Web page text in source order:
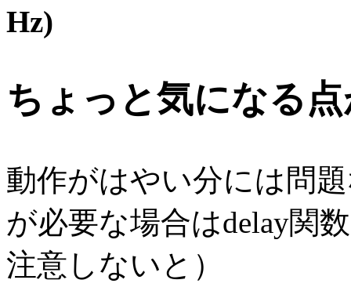
Hz)
ちょっと気になる
動作がはやい分には問
が必要な場合はdelay関
注意しないと）